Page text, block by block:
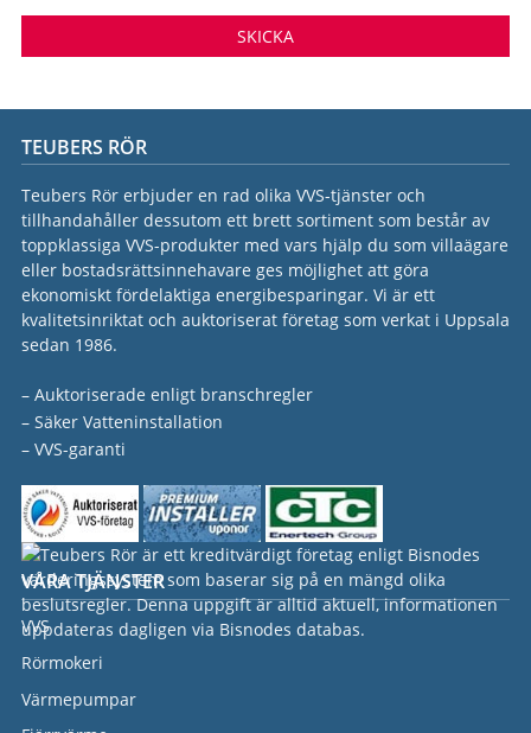
TEUBERS RÖR
Teubers Rör erbjuder en rad olika VVS-tjänster och
tillhandahåller dessutom ett brett sortiment som består av
toppklassiga VVS-produkter med vars hjälp du som villaägare
eller bostadsrättsinnehavare ges möjlighet att göra
ekonomiskt fördelaktiga energibesparingar. Vi är ett
kvalitetsinriktat och auktoriserat företag som verkat i Uppsala
sedan 1986.
– Auktoriserade enligt branschregler
– Säker Vatteninstallation
– VVS-garanti
VÅRA TJÄNSTER
VVS
Rörmokeri
Värmepumpar